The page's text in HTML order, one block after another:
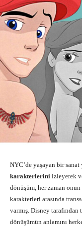
NYC’de yaşayan bir
karakterlerini izleyerek
dönüşüm, her zaman
karakterleri arasında
varmış. Disney
dönüşümün anlamını